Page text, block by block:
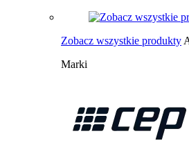
Zobacz wszystkie produkty
Marki